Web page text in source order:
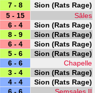
7 - 8
Sion (Rats Rage)
5 - 15
Sâles
6 - 4
Sion (Rats Rage)
8 - 9
Sion (Rats Rage)
6 - 4
Sion (Rats Rage)
5 - 6
Sion (Rats Rage)
6 - 6
Chapelle
3 - 4
Sion (Rats Rage)
4 - 4
Sion (Rats Rage)
6 - 6
Semsales II